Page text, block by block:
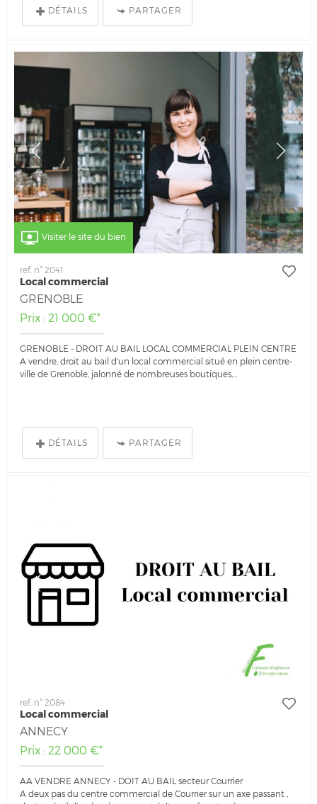
DÉTAILS PARTAGER
Visiter le site du bien
ref. n° 2041
Local commercial
GRENOBLE
Prix : 21 000 €*
GRENOBLE - DROIT AU BAIL LOCAL COMMERCIAL PLEIN CENTRE
A vendre, droit au bail d'un local commercial situé en plein centre-
ville de Grenoble, jalonné de nombreuses boutiques,...
DÉTAILS PARTAGER
ref. n° 2084
Local commercial
ANNECY
Prix : 22 000 €*
AA VENDRE ANNECY - DOIT AU BAIL secteur Courrier
A deux pas du centre commercial de Courrier sur un axe passant ,